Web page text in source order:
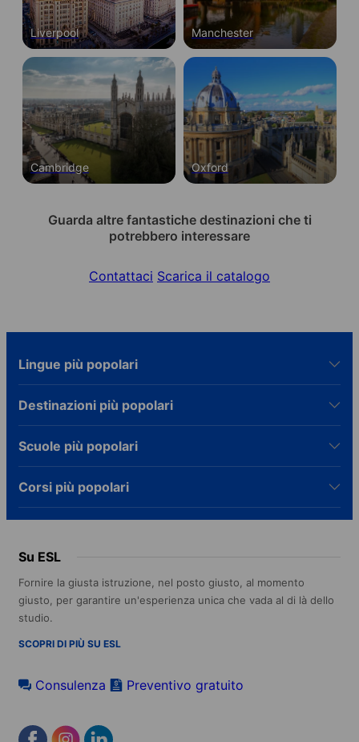
Liverpool Manchester
Cambridge Oxford
Guarda altre fantastiche destinazioni che ti
potrebbero interessare
Contattaci Scarica il catalogo
Lingue più popolari
Destinazioni più popolari
Scuole più popolari
Corsi più popolari
Su ESL
Fornire la giusta istruzione, nel posto giusto, al momento
giusto, per garantire un'esperienza unica che vada al di là dello
studio.
SCOPRI DI PIÙ SU ESL
Consulenza Preventivo gratuito